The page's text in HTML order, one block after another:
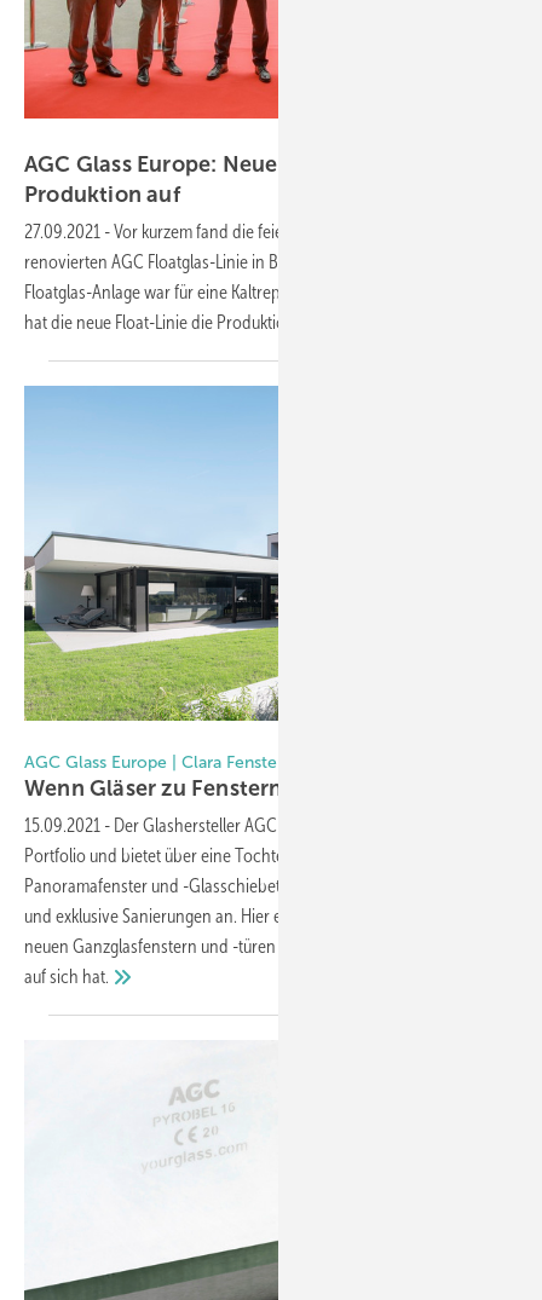
AGC Glass Europe: Neue Floatglas-Linie nimmt
Produktionauf
27.09.2021 -Vor kurzem fand die feierliche Einweihung der
renovierten AGC Floatglas-Linie in Bor, Russland, statt. Diese
Floatglas-Anlage war für eine Kaltreparatur stillgelegt worden. Jetzt
hat die neue Float-Linie die Produktion
AGC Glass Europe | Clara Fenster AG
Wenn Gläser zu Fenstern
15.09.2021 - Der Glashersteller AGC Glass Europe erweitert sein
Portfolio und bietet über eine Tochterfirma nun auch Ganzglas-
Panoramafenster und -Glasschiebetüren für hochwertige Neubauten
und exklusive Sanierungen an. Hier erfahren Sie, was es mit den
neuen Ganzglasfenstern und -türen der AGC Tochter Clara Fenster
auf sich hat.